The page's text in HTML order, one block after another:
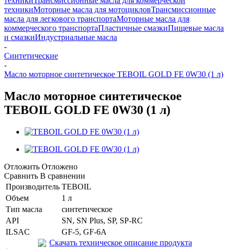
техникиМоторные масла для мотоцикловТрансмиссионные
масла для легкового транспортаМоторные масла для
коммерческого транспортаПластичные смазкиПищевые масла
и смазкиИндустриальные масла
-
Синтетические
-
Масло моторное синтетическое TEBOIL GOLD FE 0W30 (1 л)
Масло моторное синтетическое
TEBOIL GOLD FE 0W30 (1 л)
Отложить Отложено
Сравнить В сравнении
Производитель TEBOIL
Объем
1 л
Тип масла
синтетическое
API
SN, SN Plus, SP, SP-RC
ILSAC
GF-5, GF-6A
Скачать техническое описание продукта